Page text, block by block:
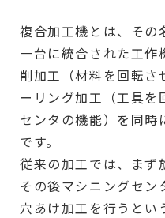
複合加工機とは、その
一台に統合された工作
削加工（材料を回転さ
ーリング加工（工具を
センタの機能）を同
です。
従来の加工では、まず
その後マシニングセン
穴あけ加工を行うと